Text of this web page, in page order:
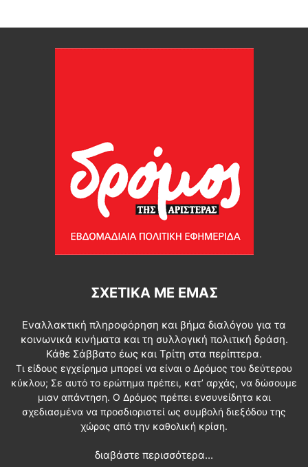
ΣΧΕΤΙΚΆ ΜΕ ΕΜΆΣ
Εναλλακτική πληροφόρηση και βήμα διαλόγου για τα
κοινωνικά κινήματα και τη συλλογική πολιτική δράση.
Κάθε Σάββατο έως και Τρίτη στα περίπτερα.
Τι είδους εγχείρημα μπορεί να είναι ο Δρόμος του δεύτερου
κύκλου; Σε αυτό το ερώτημα πρέπει, κατ’ αρχάς, να δώσουμε
μιαν απάντηση. Ο Δρόμος πρέπει ενσυνείδητα και
σχεδιασμένα να προσδιοριστεί ως συμβολή διεξόδου της
χώρας από την καθολική κρίση.
διαβάστε περισσότερα...